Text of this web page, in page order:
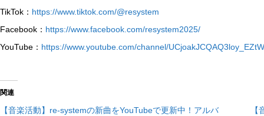
TikTok： https://www.tiktok.com/@resystem
Facebook： https://www.facebook.com/resystem2025/
YouTube： https://www.youtube.com/channel/
関連
【音楽活動】re-systemの新曲をYouTubeで更新中！アルバ